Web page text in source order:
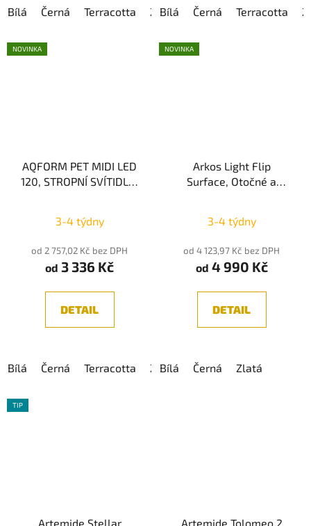
Bílá Černá Terracotta Zlatá Šedá Béžová
Bílá Černá Terracotta
NOVINKA
AQFORM PET MIDI LED
120, STROPNÍ SVÍTIDLO,
3-4 týdny
od 2 757,02 Kč bez DPH
od 3 336 Kč
DETAIL
Bílá Černá Terracotta Zlatá Šedá Béžová
NOVINKA
Arkos Light Flip
Surface, Otočné a
3-4 týdny
od 4 123,97 Kč bez DPH
od 4 990 Kč
DETAIL
Bílá Černá Zlatá
TIP
Artemide Stellar
Artemide Tolomeo 2